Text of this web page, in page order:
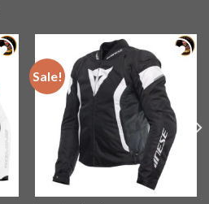
Sale!
Add to
wishlist